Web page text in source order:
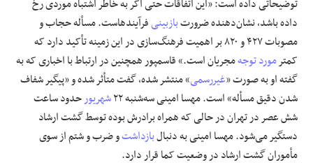
توضیحاتی داده است: «این اتفاقات حتی اگر به خاطر اشتباه موردی رخ
داده باشد، نشان‌دهنده ضرورتبازبینیفرآیندهاست. مسأله حجاب و
مصوبات ۴۲۷ و ۸۲۰ بر اهمیت فرهنگ‌سازی در این زمینه تأکید دارد که
کمترمورد توجهمجریان است.» قاسمپور همچنین در ارتباط با اخباری که به
گفته او به صورت «غیررسمی» منتشر شده، گفت متأثر شده و «پیگیر شفاف
شدن دقیق مسأله» است. مهسا امینی سه‌شنبه ۲۲
شهریورحدود ساعت
شش عصر در تهران در حالی که همراه برادرش بوده توسط گشت ارشاد
دستگیر می‌شود. مهسا امینی به دنبالبازداشتو ضرب و شتم از سوی
مأموران گشت ارشاد در وضعیت کما قرار دارد.